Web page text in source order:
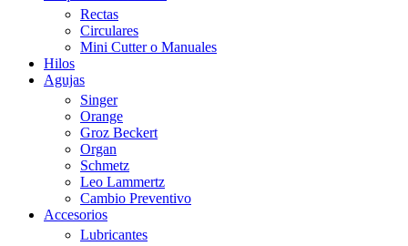
Rectas
Circulares
Mini Cutter o Manuales
Hilos
Agujas
Singer
Orange
Groz Beckert
Organ
Schmetz
Leo Lammertz
Cambio Preventivo
Accesorios
Lubricantes